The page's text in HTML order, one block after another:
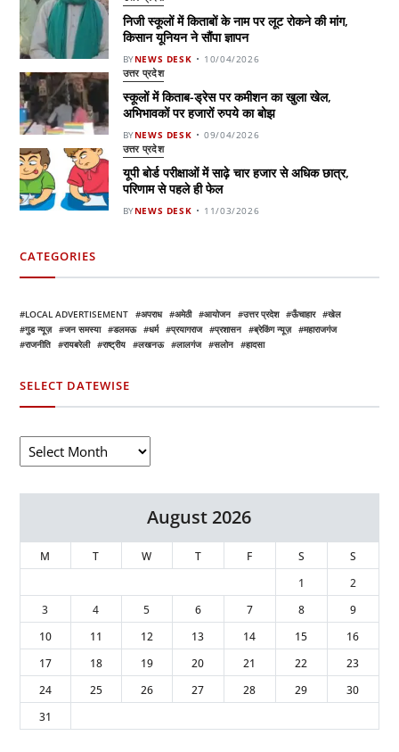
निजी स्कूलों में किताबों के नाम पर लूट रोकने की मांग,
किसान यूनियन ने सौंपा ज्ञापन
BYNEWS DESK 10/04/2026
उत्तर प्रदेश
स्कूलों में किताब-ड्रेस पर कमीशन का खुला खेल,
अभिभावकों पर हजारों रुपये का बोझ
BYNEWS DESK 09/04/2026
उत्तर प्रदेश
यूपी बोर्ड परीक्षाओं में साढ़े चार हजार से अधिक छात्र,
परिणाम से पहले ही फेल
BYNEWS DESK 11/03/2026
CATEGORIES
LOCAL ADVERTISEMENT अपराध अमेठी आयोजन उत्तर प्रदेश ऊँचाहार
खेल
गुड न्यूज़
जन समस्या डलमऊ धर्म प्रयागराज प्रशासन ब्रेकिंग न्यूज़
महाराजगंज
राजनीति
रायबरेली राष्ट्रीय लखनऊ लालगंज सलोन हादसा
SELECT DATEWISE
August 2026
M T W T F S
S
1
2
3
4 5 6 7 8
9
10
11 12 13 14 15
16
17
18 19 20 21 22
23
24
25 26 27 28 29
30
31